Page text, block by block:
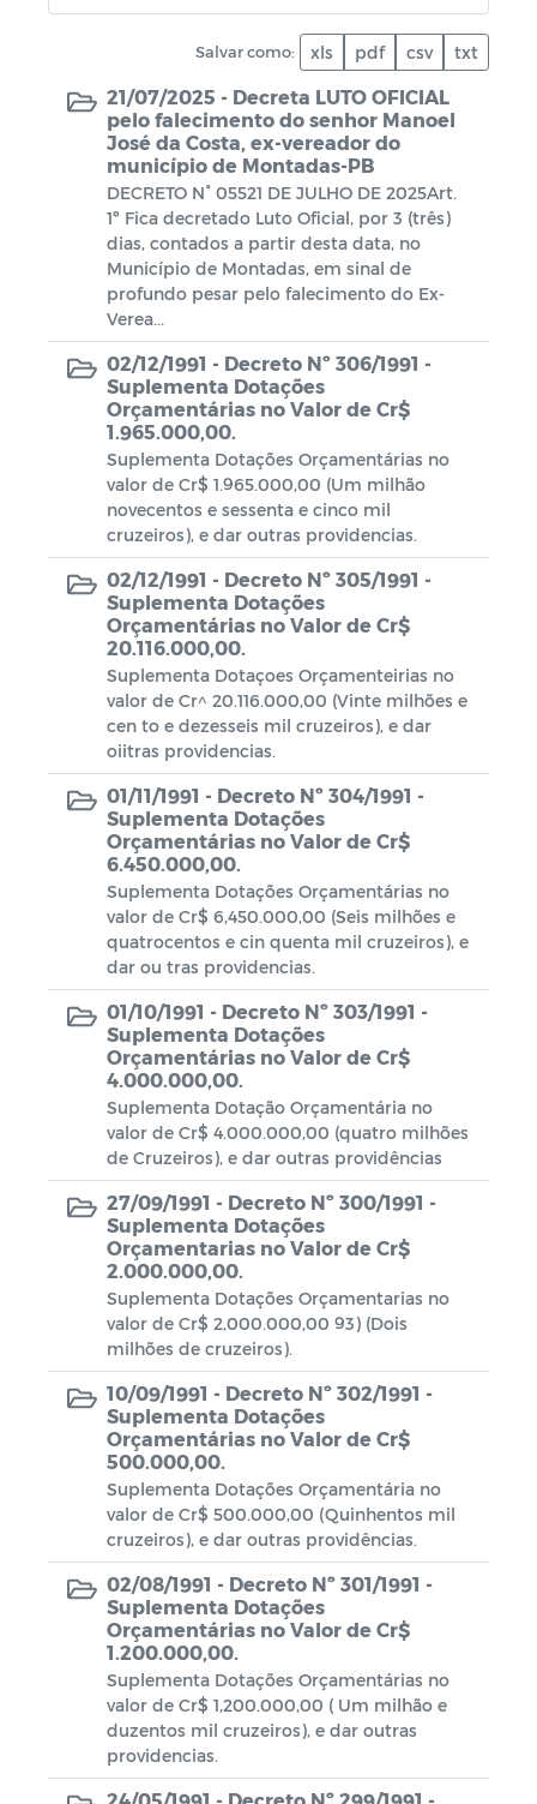
Decreto
Lei Aldir Blanc
PNAB - Política Nacional Aldir Blanc
Ciclo 1
PNAB - Política Nacional Aldir Blanc
Ciclo 2
Salvar como: xls pdf csv txt
21/07/2025 - Decreta LUTO OFICIAL
pelo falecimento do senhor Manoel
José da Costa, ex-vereador do
município de Montadas-PB
DECRETO N° 05521 DE JULHO DE 2025Art.
1º Fica decretado Luto Oficial, por 3 (três)
dias, contados a partir desta data, no
Município de Montadas, em sinal de
profundo pesar pelo falecimento do Ex-
Verea...
02/12/1991 - Decreto Nº 306/1991 -
Suplementa Dotações
Orçamentárias no Valor de Cr$
1.965.000,00.
Suplementa Dotações Orçamentárias no
valor de Cr$ 1.965.000,00 (Um milhão
novecentos e sessenta e cinco mil
cruzeiros), e dar outras providencias.
02/12/1991 - Decreto Nº 305/1991 -
Suplementa Dotações
Orçamentárias no Valor de Cr$
20.116.000,00.
Suplementa Dotaçoes Orçamenteirias no
valor de Cr^ 20.116.000,00 (Vinte milhões e
cen to e dezesseis mil cruzeiros), e dar
oiitras providencias.
01/11/1991 - Decreto Nº 304/1991 -
Suplementa Dotações
Orçamentárias no Valor de Cr$
6.450.000,00.
Suplementa Dotações Orçamentárias no
valor de Cr$ 6,450.000,00 (Seis milhões e
quatrocentos e cin quenta mil cruzeiros), e
dar ou tras providencias.
01/10/1991 - Decreto Nº 303/1991 -
Suplementa Dotações
Orçamentárias no Valor de Cr$
4.000.000,00.
Suplementa Dotação Orçamentária no
valor de Cr$ 4.000.000,00 (quatro milhões
de Cruzeiros), e dar outras providências
27/09/1991 - Decreto Nº 300/1991 -
Suplementa Dotações
Orçamentarias no Valor de Cr$
2.000.000,00.
Suplementa Dotações Orçamentarias no
valor de Cr$ 2,000.000,00 93) (Dois
milhões de cruzeiros).
10/09/1991 - Decreto Nº 302/1991 -
Suplementa Dotações
Orçamentárias no Valor de Cr$
500.000,00.
Suplementa Dotações Orçamentária no
valor de Cr$ 500.000,00 (Quinhentos mil
cruzeiros), e dar outras providências.
02/08/1991 - Decreto Nº 301/1991 -
Suplementa Dotações
Orçamentárias no Valor de Cr$
1.200.000,00.
Suplementa Dotações Orçamentárias no
valor de Cr$ 1,200.000,00 ( Um milhão e
duzentos mil cruzeiros), e dar outras
providencias.